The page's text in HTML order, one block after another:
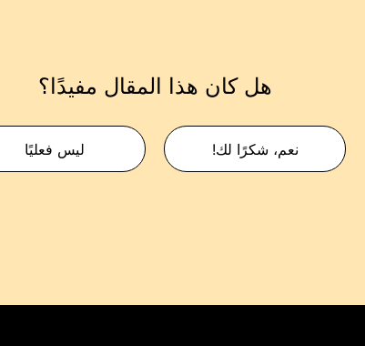
هل كان هذا المقال مفيدًا؟
نعم، شكرًا لك! ليس فعليًا